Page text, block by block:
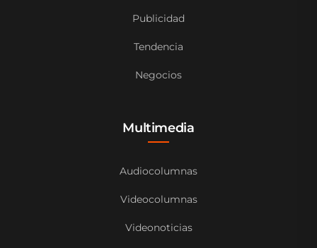
Publicidad
Tendencia
Negocios
Multimedia
Audiocolumnas
Videocolumnas
Videonoticias